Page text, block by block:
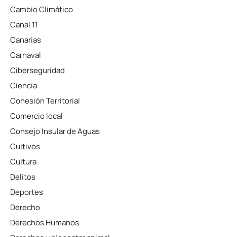
Cambio Climático
Canal 11
Canarias
Carnaval
Ciberseguridad
Ciencia
Cohesión Territorial
Comercio local
Consejo Insular de Aguas
Cultivos
Cultura
Delitos
Deportes
Derecho
Derechos Humanos